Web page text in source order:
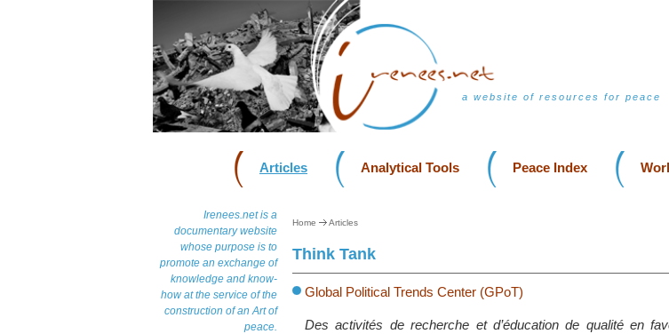
a website of resources for peace
Articles Analytical Tools Peace Index
Irenees.net is a
documentary website
whose purpose is to
promote an exchange of
knowledge and know-
how at the service of the
construction of an Art of
peace.
Home Articles
Think Tank
Global Political Trends Center (GPoT)
Des activités de recherche et d’éducation de qualité en